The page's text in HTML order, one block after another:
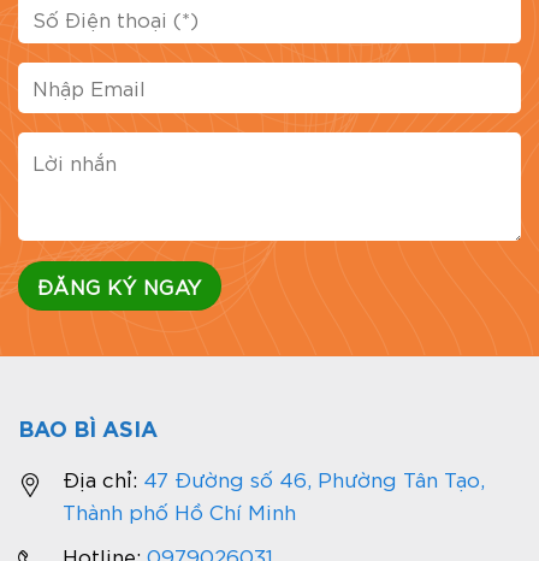
BAO BÌ ASIA
Địa chỉ: 47 Đường số 46, Phường Tân Tạo,
Thành phố Hồ Chí Minh
Hotline: 0979026031